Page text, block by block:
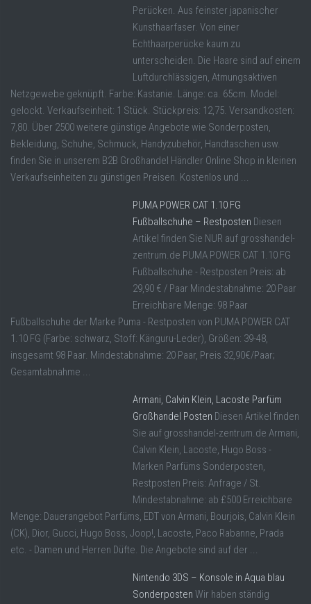
Perücken. Aus feinster japanischer
Kunsthaarfaser. Von einer
Echthaarperücke kaum zu
unterscheiden. Die Haare sind auf einem
Luftdurchlässigen, Atmungsaktiven
Netzgewebe geknüpft. Farbe: Kastanie. Länge: ca. 65cm. Model:
gelockt. Verkaufseinheit: 1 Stück. Stückpreis: 12,75. Versandkosten:
7,80. Über 2500 weitere günstige Angebote wie Sonderposten,
Bekleidung, Schuhe, Schmuck, Handyzubehör, Handtaschen usw.
finden Sie in unserem B2B Großhandel Händler Online Shop in kleinen
Verkaufseinheiten zu günstigen Preisen. Kostenlos und ...
PUMA POWER CAT 1.10 FG
Fußballschuhe – Restposten Diesen
Artikel finden Sie NUR auf grosshandel-
zentrum.de PUMA POWER CAT 1.10 FG
Fußballschuhe - Restposten Preis: ab
29,90 € / Paar Mindestabnahme: 20 Paar
Erreichbare Menge: 98 Paar
Fußballschuhe der Marke Puma - Restposten von PUMA POWER CAT
1.10 FG (Farbe: schwarz, Stoff: Känguru-Leder), Größen: 39-48,
insgesamt 98 Paar. Mindestabnahme: 20 Paar, Preis 32,90€/Paar;
Gesamtabnahme ...
Armani, Calvin Klein, Lacoste Parfüm
Großhandel Posten Diesen Artikel finden
Sie auf grosshandel-zentrum.de Armani,
Calvin Klein, Lacoste, Hugo Boss -
Marken Parfüms Sonderposten,
Restposten Preis: Anfrage / St.
Mindestabnahme: ab £500 Erreichbare
Menge: Dauerangebot Parfüms, EDT von Armani, Bourjois, Calvin Klein
(CK), Dior, Gucci, Hugo Boss, Joop!, Lacoste, Paco Rabanne, Prada
etc. - Damen und Herren Düfte. Die Angebote sind auf der ...
Nintendo 3DS – Konsole in Aqua blau
Sonderposten Wir haben ständig